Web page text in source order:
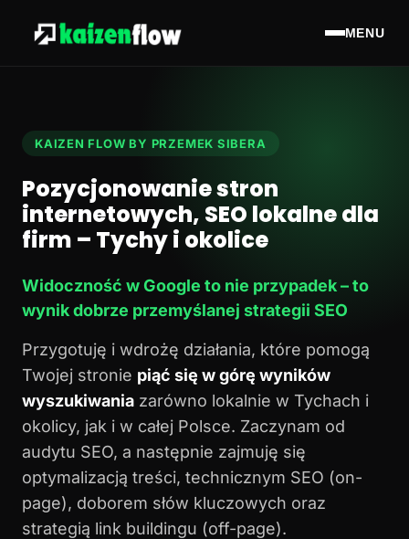
MENU
KAIZEN FLOW BY PRZEMEK SIBERA
Pozycjonowanie stron
internetowych, SEO lokalne dla
firm – Tychy i okolice
Widoczność w Google to nie przypadek – to
wynik dobrze przemyślanej strategii SEO
Przygotuję i wdrożę działania, które pomogą
Twojej stronie piąć się w górę wyników
wyszukiwania zarówno lokalnie w Tychach i
okolicy, jak i w całej Polsce. Zaczynam od
audytu SEO, a następnie zajmuję się
optymalizacją treści, technicznym SEO (on-
page), doborem słów kluczowych oraz
strategią link buildingu (off-page).